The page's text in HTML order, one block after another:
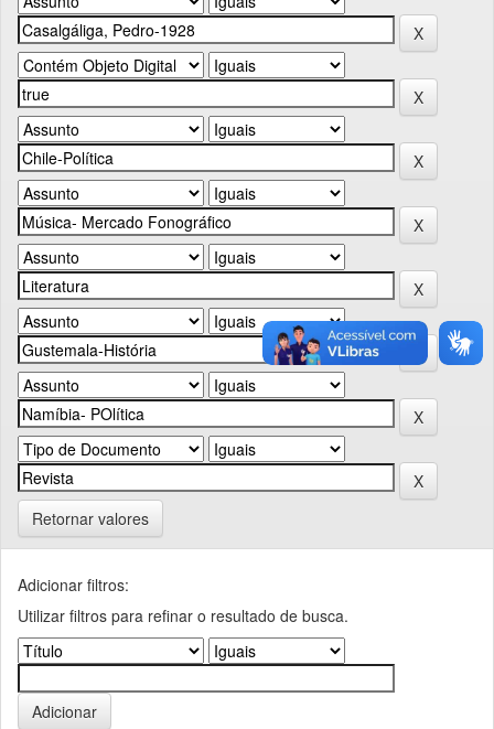
Retornar valores
Adicionar filtros:
Utilizar filtros para refinar o resultado de busca.